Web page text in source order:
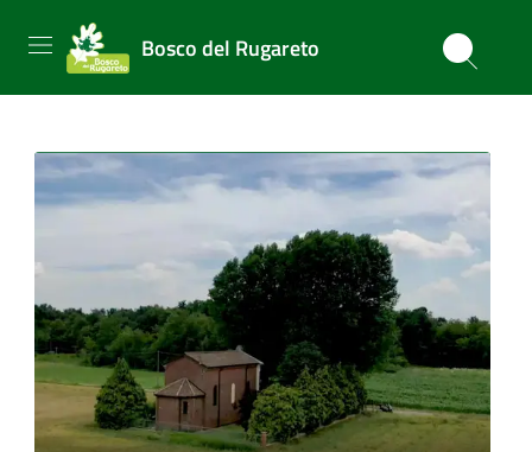
Bosco del Rugareto